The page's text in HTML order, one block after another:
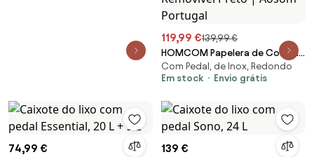
119,99 €139,99 €
HOMCOM Papelera de Cozinha
em Aço Inoxidável com 3
Compartimentos 3x15L com
e Balde Removível Preto | Aosom
Portugal
Com Pedal, de Inox, Redondo
Em stock
Envio grátis
74,99 € 139 €